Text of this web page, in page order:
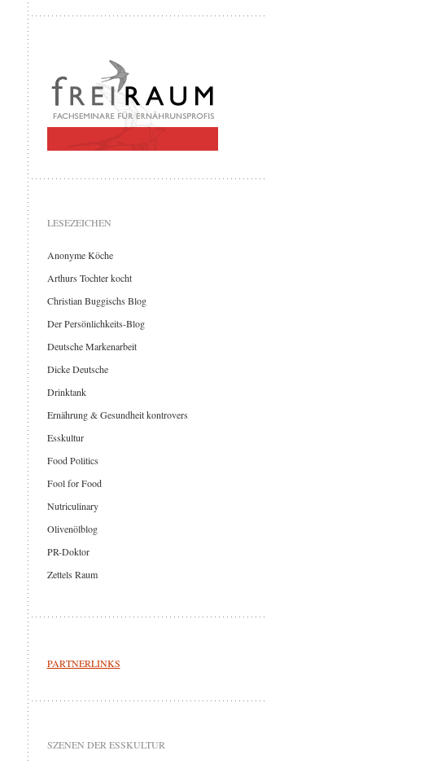
LESEZEICHEN
Anonyme Köche
Arthurs Tochter kocht
Christian Buggischs Blog
Der Persönlichkeits-Blog
Deutsche Markenarbeit
Dicke Deutsche
Drinktank
Ernährung & Gesundheit kontrovers
Esskultur
Food Politics
Fool for Food
Nutriculinary
Olivenölblog
PR-Doktor
Zettels Raum
PARTNERLINKS
SZENEN DER ESSKULTUR